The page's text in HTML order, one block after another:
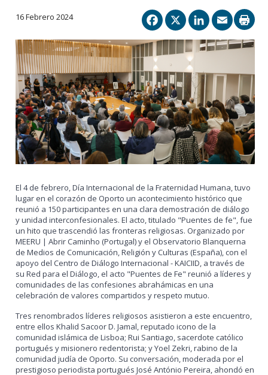
16 Febrero 2024 Facebook
X
El 4 de febrero, Día Internacional de la Fraternidad Humana, tuvo
lugar en el corazón de Oporto un acontecimiento histórico que
reunió a 150 participantes en una clara demostración de diálogo
y unidad interconfesionales. El acto, titulado "Puentes de fe", fue
un hito que trascendió las fronteras religiosas. Organizado por
MEERU | Abrir Caminho (Portugal) y el Observatorio Blanquerna
de Medios de Comunicación, Religión y Culturas (España), con el
apoyo del Centro de Diálogo Internacional - KAICIID, a través de
su Red para el Diálogo, el acto "Puentes de Fe" reunió a líderes y
comunidades de las confesiones abrahámicas en una
celebración de valores compartidos y respeto mutuo.
Tres renombrados líderes religiosos asistieron a este encuentro,
entre ellos Khalid Sacoor D. Jamal, reputado icono de la
comunidad islámica de Lisboa; Rui Santiago, sacerdote católico
portugués y misionero redentorista; y Yoel Zekri, rabino de la
comunidad judía de Oporto. Su conversación, moderada por el
prestigioso periodista portugués José António Pereira, ahondó en